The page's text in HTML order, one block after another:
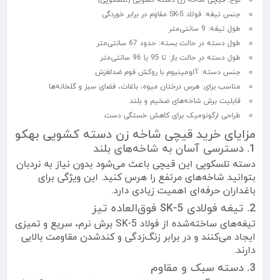
جنس تیغه: فولاد SK-5 مقاوم در برابر خوردگی
طول تیغه: 9 سانتی‌متر
طول دسته در حالت بسته: حدود 67 سانتی‌متر
طول دسته در حالت باز: تا 95 یا 96 سانتی‌متر
جنس دسته: آلومینیوم با روکش فوم ضدلغزش
مناسب برای: هرس درختان میوه، باغات، فضای سبز و گلخانه‌ها
قابلیت برش شاخه‌های ضخیم و بلند
طراحی ارگونومیک برای کاهش خستگی دست
مزایای خرید قیچی شاخه زن دسته کشویی بهکو
1. دسترسی آسان به شاخه‌های بلند
دسته تلسکوپی این قیچی باعث می‌شود بدون نیاز به نردبان
بتوانید شاخه‌های مرتفع را هرس کنید. این ویژگی برای
باغداران حرفه‌ای اهمیت زیادی دارد.
2. تیغه فولادی SK-5 فوق‌العاده تیز
تیغه‌های ساخته‌شده از فولاد SK-5 برش نرم، سریع و تمیزی
ایجاد می‌کنند و در برابر زنگ‌زدگی و کندشدن مقاومت بالایی
دارند.
3. دسته سبک و مقاوم